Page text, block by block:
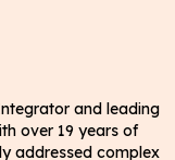
and leading
over 19 years of
addressed complex